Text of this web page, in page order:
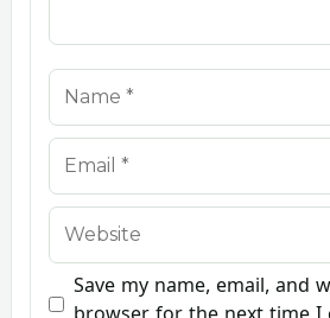
Name
Email
Website
Save my name, email, and